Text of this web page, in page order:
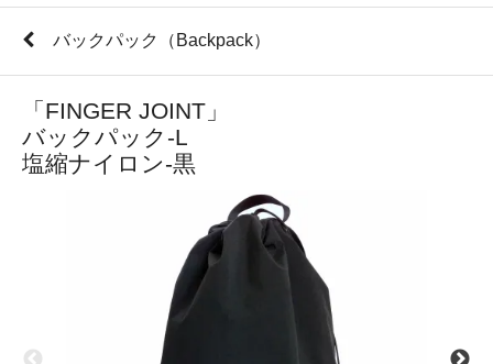
バックパック（Backpack）
「FINGER JOINT」
バックパック-L
塩縮ナイロン-黒